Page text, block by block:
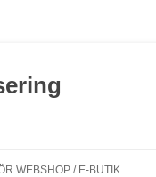
WEBSHOP / E-BUTIK